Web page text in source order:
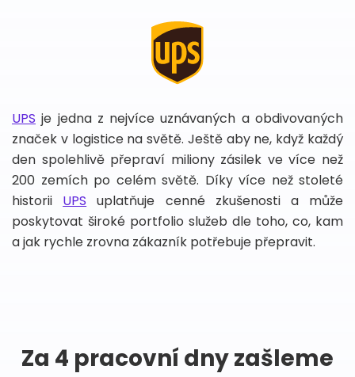
UPS je jedna z nejvíce uznávaných a obdivovaných
značek v logistice na světě. Ještě aby ne, když každý
den spolehlivě přepraví miliony zásilek ve více než
200 zemích po celém světě. Díky více než stoleté
historii UPS uplatňuje cenné zkušenosti a může
poskytovat široké portfolio služeb dle toho, co, kam
a jak rychle zrovna zákazník potřebuje přepravit.
Za 4 pracovní dny zašleme